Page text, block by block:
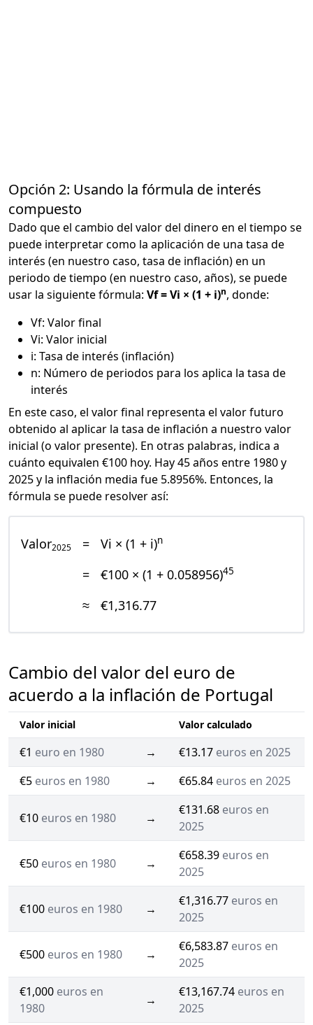
Opción 2: Usando la fórmula de interés
compuesto
Dado que el cambio del valor del dinero en el tiempo se
puede interpretar como la aplicación de una tasa de
interés (en nuestro caso, tasa de inflación) en un
periodo de tiempo (en nuestro caso, años), se puede
usar la siguiente fórmula: Vf = Vi × (1 + i)n, donde:
Vf: Valor final
Vi: Valor inicial
i: Tasa de interés (inflación)
n: Número de periodos para los aplica la tasa de
interés
En este caso, el valor final representa el valor futuro
obtenido al aplicar la tasa de inflación a nuestro valor
inicial (o valor presente). En otras palabras, indica a
cuánto equivalen €100 hoy. Hay 45 años entre 1980 y
2025 y la inflación media fue 5.8956%. Entonces, la
fórmula se puede resolver así:
Valor2025 = Vi × (1 + i)n
= €100 × (1 + 0.058956)45
≈ €1,316.77
Cambio del valor del euro de
acuerdo a la inflación de Portugal
Valor inicial Valor calculado
€1 euro en 1980 → €13.17 euros en 2025
€5 euros en 1980 → €65.84 euros en 2025
€10 euros en 1980 →
€131.68 euros en
2025
€50 euros en 1980 →
€658.39 euros en
2025
€100 euros en 1980 →
€1,316.77 euros en
2025
€500 euros en 1980 →
€6,583.87 euros en
2025
€1,000 euros en
1980
→
€13,167.74 euros en
2025